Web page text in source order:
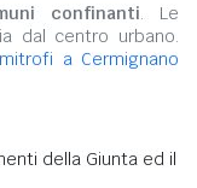
confinanti. Le
dal centro urbano.
a Cermignano
della Giunta ed il